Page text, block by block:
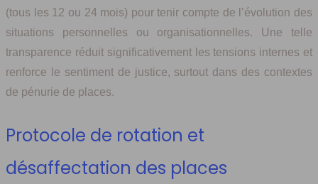
(tous les 12 ou 24 mois) pour tenir compte de l’évolution des
situations personnelles ou organisationnelles. Une telle
transparence réduit significativement les tensions internes et
renforce le sentiment de justice, surtout dans des contextes
de pénurie de places.
Protocole de rotation et
désaffectation des places